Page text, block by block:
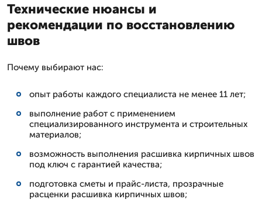
Технические нюансы и
рекомендации по восстановлению
швов
Почему выбирают нас:
опыт работы каждого специалиста не менее 11 лет;
выполнение работ с применением
специализированного инструмента и строительных
материалов;
возможность выполнения расшивка кирпичных швов
под ключ с гарантией качества;
подготовка сметы и прайс-листа, прозрачные
расценки расшивка кирпичных швов;